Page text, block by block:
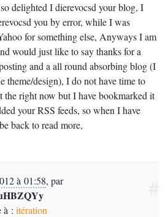
delighted I dierevocsd your blog, I
you by error, while I was
for something else, Anyways I am
would just like to say thanks for a
and a all round absorbing blog (I
theme/design), I do not have time to
the right now but I have bookmarked it
your RSS feeds, so when I have
back to read more,
à 01:58, par
à : itération